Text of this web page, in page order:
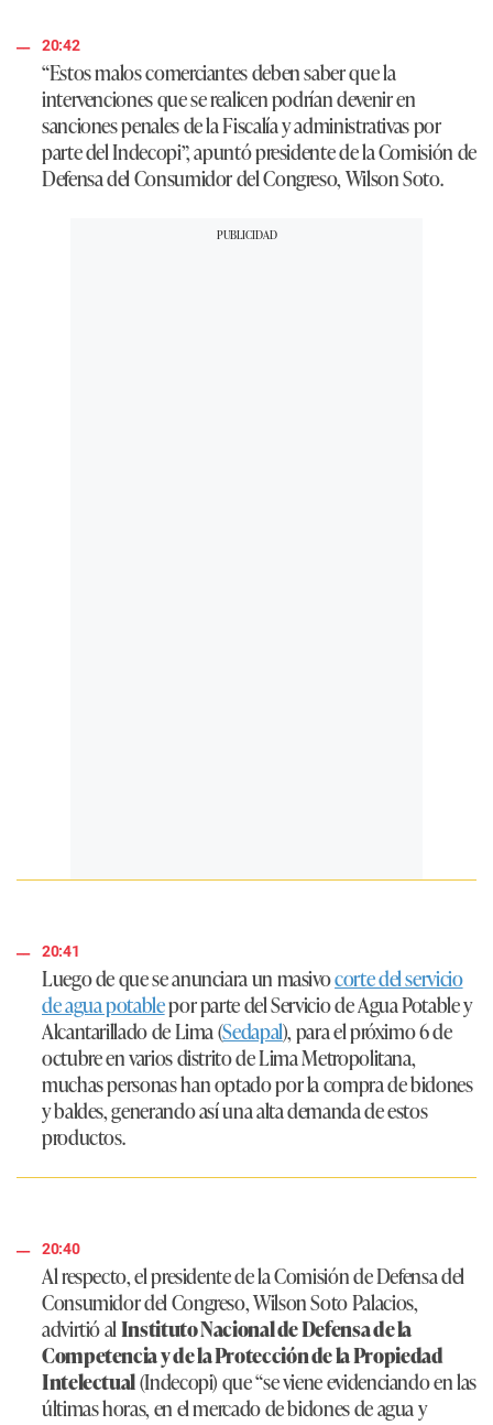
20:42
“Estos malos comerciantes deben saber que la
intervenciones que se realicen podrían devenir en
sanciones penales de la Fiscalía y administrativas por
parte del Indecopi”, apuntó presidente de la Comisión de
Defensa del Consumidor del Congreso, Wilson Soto.
20:41
Luego de que se anunciara un masivocorte del servicio
de agua potablepor parte del Servicio de Agua Potable y
Alcantarillado de Lima (Sedapal), para el próximo 6 de
octubre en varios distrito de Lima Metropolitana,
muchas personas han optado por la compra de bidones
y baldes, generando así una alta demanda de estos
productos.
20:40
Al respecto, el presidente de la Comisión de Defensa del
Consumidor del Congreso, Wilson Soto Palacios,
advirtió alInstituto Nacional de Defensa de la
Competencia y de la Protección de la Propiedad
Intelectual(Indecopi) que“se viene evidenciando en las
últimas horas, en el mercado de bidones de agua y